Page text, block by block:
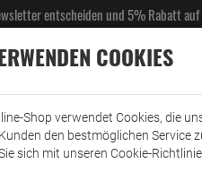
entscheiden und 5% Rabatt
& GASTROBEDARF DROGERIE
COOKIES
Shop verwendet Cookies, die
den bestmöglichen Service
sich mit unseren Cookie-